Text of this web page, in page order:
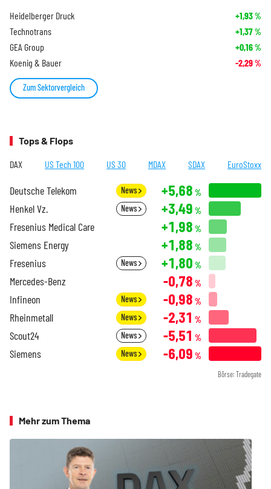
Heidelberger Druck +1,93%
Technotrans +1,37%
GEA Group +0,16%
Koenig & Bauer -2,29%
Zum Sektorvergleich
Tops & Flops
DAX US Tech 100 US 30 MDAX SDAX EuroStoxx
Deutsche Telekom News +5,68 %
Henkel Vz. News +3,49 %
Fresenius Medical Care +1,98 %
Siemens Energy +1,88 %
Fresenius News +1,80 %
Mercedes-Benz -0,78 %
Infineon News -0,98 %
Rheinmetall News -2,31 %
Scout24 News -5,51 %
Siemens News -6,09 %
Börse: Tradegate
Mehr zum Thema